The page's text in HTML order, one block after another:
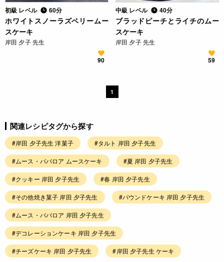
初級 レベル 60分
ホワイトスノーラズベリームー
スケーキ
岸田 夕子 先生
90
中級 レベル 40分
ブラッドピーチとライチのムー
スケーキ
岸田 夕子 先生
59
1
関連レシピタグから探す
#岸田 夕子先生 洋菓子 #タルト 岸田 夕子先生
#ムース・ババロア ムースケーキ #夏 岸田 夕子先生
#クッキー 岸田 夕子先生 #春 岸田 夕子先生
#その他焼き菓子 岸田 夕子先生 #パウンドケーキ 岸田 夕子先生
#ムース・ババロア 岸田 夕子先生
#デコレーションケーキ 岸田 夕子先生
#チーズケーキ 岸田 夕子先生 #岸田 夕子先生 ケーキ